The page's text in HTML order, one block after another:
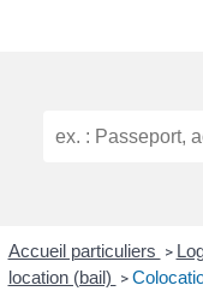
Accueil particuliers >
location (bail) >